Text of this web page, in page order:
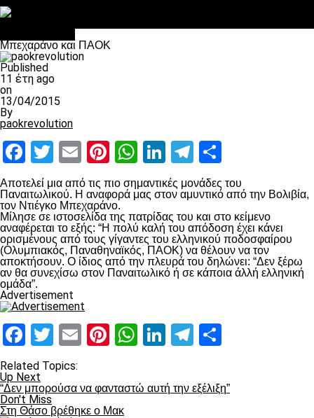
Μπεχαράνο και ΠΑΟΚ
Published
11 έτη ago
on
13/04/2015
By
paokrevolution
Facebook
Twitter
EmailPinterest
WhatsApp
LinkedIn
Telegram
Αποτελεί μια από τις πιο σημαντικές μονάδες του
Παναιτωλικού. Η αναφορά μας στον αμυντικό από την Βολιβία,
τον Ντιέγκο Μπεχαράνο.
Μίλησε σε ιστοσελίδα της πατρίδας του και στο κείμενο
αναφέρεται το εξής: “Η πολύ καλή του απόδοση έχει κάνει
ορισμένους από τους γίγαντες του ελληνικού ποδοσφαίρου
(Ολυμπιακός, Παναθηναϊκός, ΠΑΟΚ) να θέλουν να τον
αποκτήσουν. Ο ίδιος από την πλευρά του δηλώνει: “Δεν ξέρω
αν θα συνεχίσω στον Παναιτωλικό ή σε κάποια άλλή ελληνική
ομάδα”.
Advertisement
Facebook
Twitter
EmailPinterest
WhatsApp
LinkedIn
Telegram
Related Topics:
Up Next
“Δεν μπορούσα να φανταστώ αυτή την εξέλιξη”
Don't Miss
Στη Θάσο βρέθηκε ο Μακ